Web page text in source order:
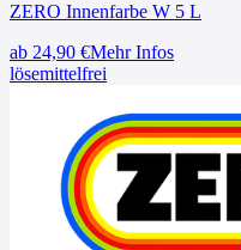
ZERO Innenfarbe W 5 L
ab 24,90 €Mehr Infos
lösemittelfrei